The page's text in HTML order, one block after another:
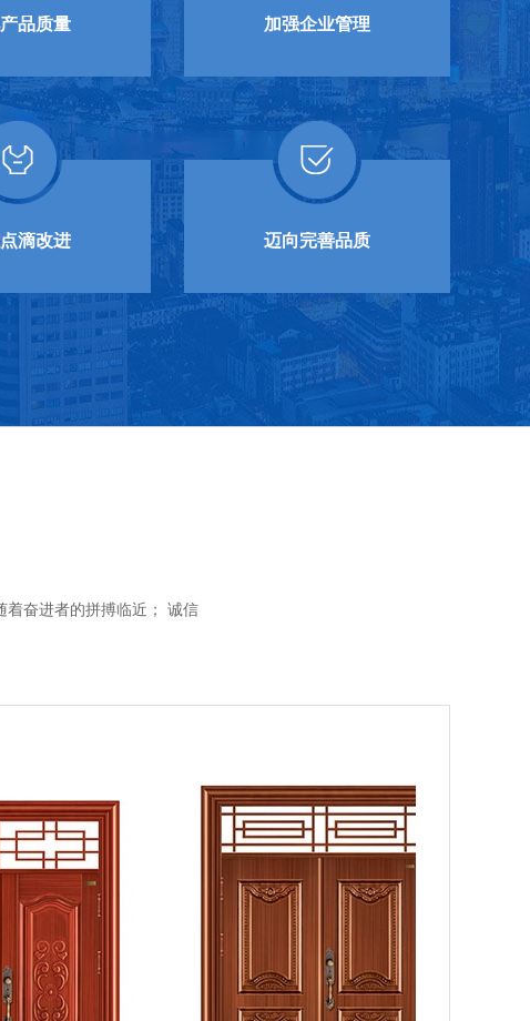
品质量 加强企业管理
滴改进 迈向完善品质
着奋进者的拼搏临近； 诚信